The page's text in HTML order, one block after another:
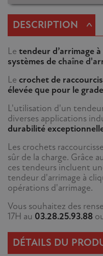
DESCRIPTION ^
Le tendeur d’arrimage
systèmes de chaîne
Le crochet de
élevée que pour le
L'utilisation d'un
diverses applications
durabilité
Les crochets
sûr de la charge. Grâce
ces tendeurs incluent
tendeur d'arrimage à
opérations d'arrimage.
Vous souhaitez des
17H au 03.28.25.93.88
DÉTAILS DU